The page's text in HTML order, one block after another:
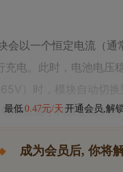
会以一个恒定电流（
充电。此时，电池电压
）时，模块自动切
电电流减小到设定值的
最低0.47元/天 开通会员,解
成为会员后, 你将